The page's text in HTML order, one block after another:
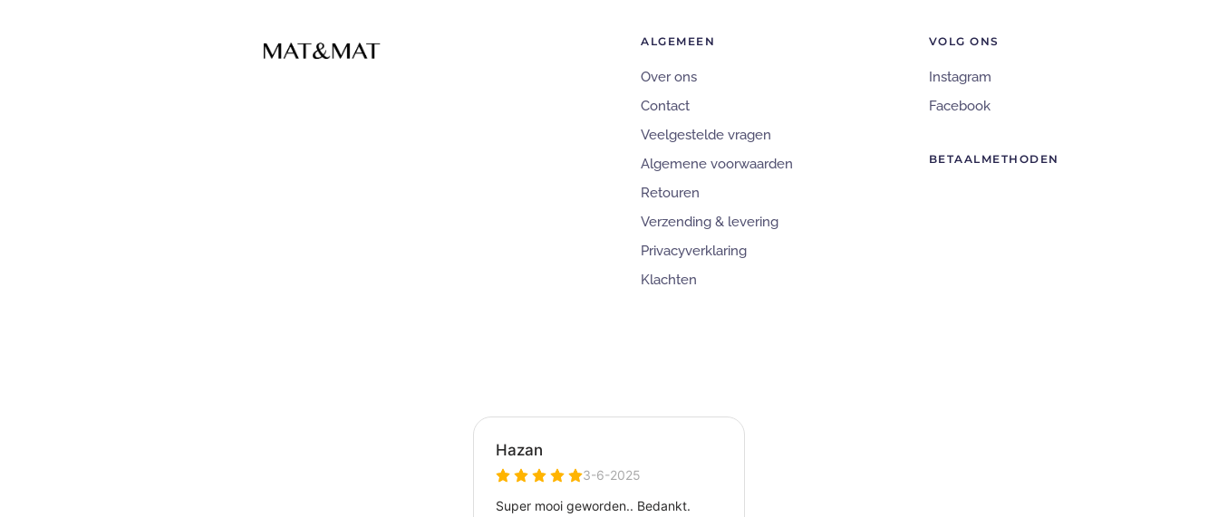
ALGEMEEN
Over ons
Contact
Veelgestelde vragen
Algemene voorwaarden
Retouren
Verzending & levering
Privacyverklaring
Klachten
VOLG ONS
Instagram
Facebook
BETAALMETHODEN